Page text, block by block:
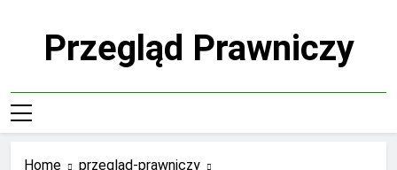
Przegląd Prawniczy
Home
przegląd-prawniczy